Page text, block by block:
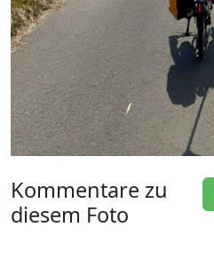
Kommentare zu
diesem Foto